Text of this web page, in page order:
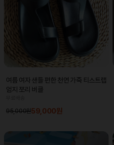
여름 여자 샌들 편한 천연 가죽 티스트랩
엄지 쪼리 버클
95,000원59,000원